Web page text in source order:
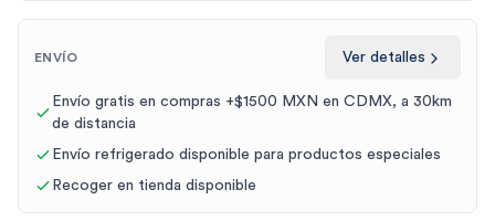
ENVÍO Ver detalles
Envío gratis en compras +$1500 MXN en CDMX, a 30km
de distancia
Envío refrigerado disponible para productos especiales
Recoger en tienda disponible